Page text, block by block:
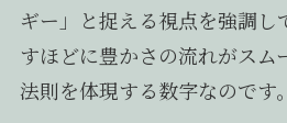
ギー」と捉える視点を強調し
すほどに豊かさの流れがスム
法則を体現する数字なのです。